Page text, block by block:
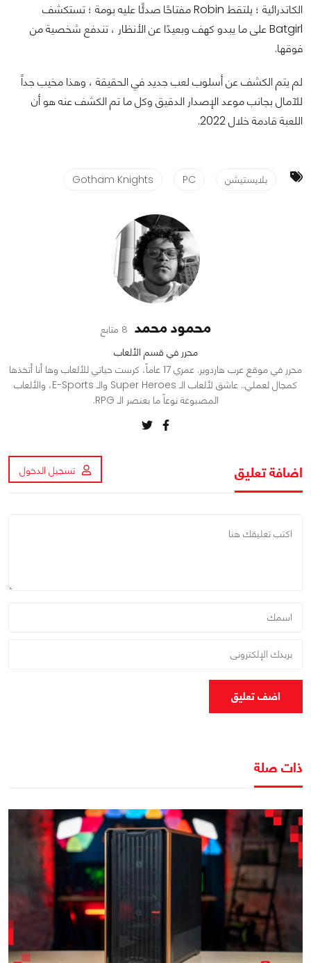
الكاتدرائية ؛ يلتقط Robin مفتاحًا صدئًا عليه بومة ؛ تستكشف
Batgirl على ما يبدو كهف وبعيدًا عن الأنظار ، تندفع شخصية من
فوقها.
لم يتم الكشف عن أسلوب لعب جديد في الحقيقة ، وهذا مخيب جداً
للآمال بجانب موعد الإصدار الدقيق وكل ما تم الكشف عنه هو أن
اللعبة قادمة خلال 2022.
بلايستيشن PC
Gotham Knights
محمود محمد 8 متابع
محرر في قسم الألعاب
محرر في موقع عرب هاردوير. عمري 17 عاماً، كرست حياتي للألعاب وها أنا أتخذها
كمجال لعملي.. عاشق لألعاب الـ Super Heroes والـ E-Sports، والألعاب
المصبوغة نوعاً ما بعنصر الـ RPG.
اضافة تعليق تسجيل الدخول
اضف تعليق
ذات صلة